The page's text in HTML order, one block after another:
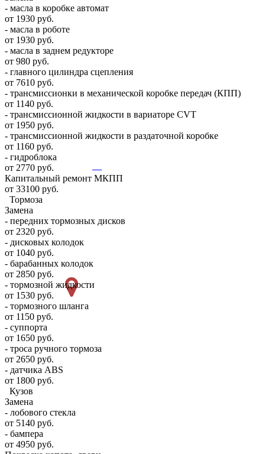
- масла в коробке автомат
от 1930 руб.
- масла в роботе
от 1930 руб.
- масла в заднем редукторе
от 980 руб.
- главного цилиндра сцепления
от 7610 руб.
- трансмиссионки в механической коробке передач (КПП)
от 1140 руб.
- трансмиссионной жидкости в вариаторе CVT
от 1950 руб.
- трансмиссионной жидкости в раздаточной коробке
от 1160 руб.
- гидроблока
от 2770 руб.
Капитальный ремонт МКПП
от 33100 руб.
Тормоза
Замена
- передних тормозных дисков
от 2320 руб.
- дисковых колодок
от 1040 руб.
- барабанных колодок
от 2850 руб.
- тормозной жидкости
от 1530 руб.
- тормозного шланга
от 1150 руб.
- суппорта
от 1650 руб.
- троса ручного тормоза
от 2650 руб.
- датчика ABS
от 1800 руб.
Кузов
Замена
- лобового стекла
от 5140 руб.
- бампера
от 4950 руб.